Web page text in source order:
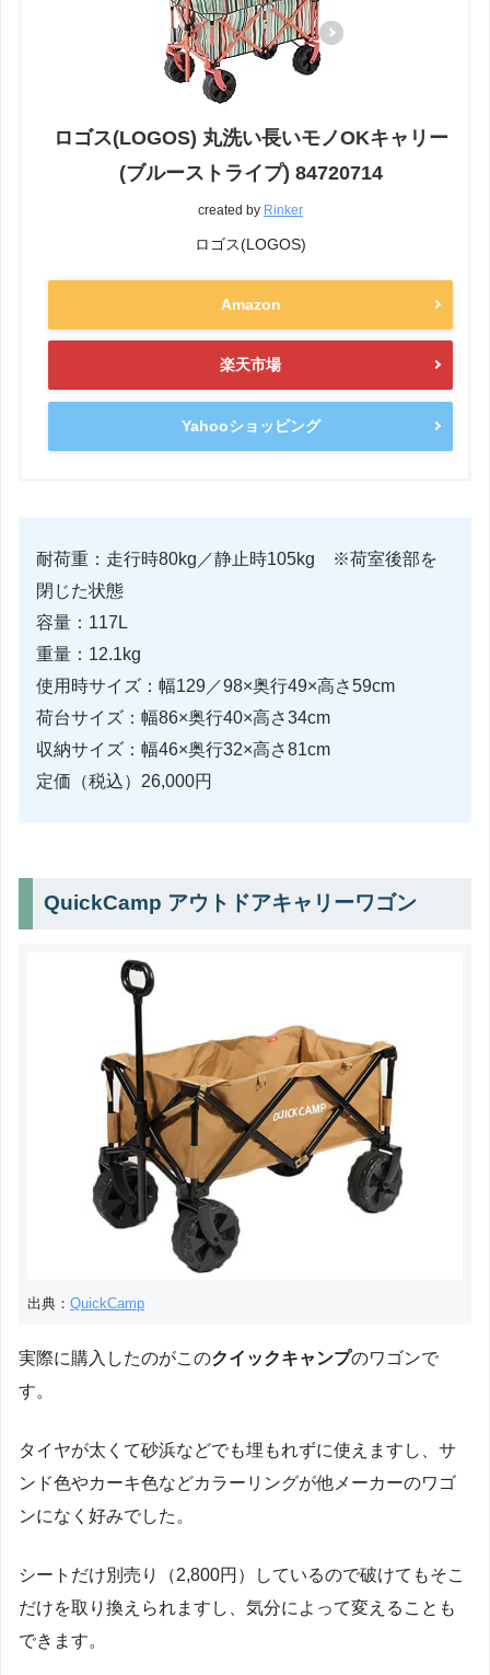
ロゴス(LOGOS) 丸洗い長いモノOKキャリー
(ブルーストライプ) 84720714
created by Rinker
ロゴス(LOGOS)
Amazon
楽天市場
Yahooショッピング
耐荷重：走行時80kg／静止時105kg ※荷室後部を
閉じた状態
容量：117L
重量：12.1kg
使用時サイズ：幅129／98×奥行49×高さ59cm
荷台サイズ：幅86×奥行40×高さ34cm
収納サイズ：幅46×奥行32×高さ81cm
定価（税込）26,000円
QuickCamp アウトドアキャリーワゴン
出典： QuickCamp
実際に購入したのがこのクイックキャンプのワゴンで
す。
タイヤが太くて砂浜などでも埋もれずに使えますし、サ
ンド色やカーキ色などカラーリングが他メーカーのワゴ
ンになく好みでした。
シートだけ別売り（2,800円）しているので破けてもそこ
だけを取り換えられますし、気分によって変えることも
できます。